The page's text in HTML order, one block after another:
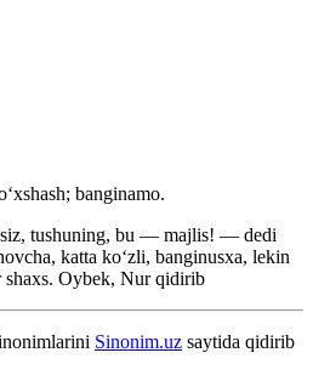
banginamo.
tushuning, bu — majlis! — dedi
katta koʻzli, banginusxa, lekin
Oybek, Nur qidirib
Sinonim.uz saytida qidirib